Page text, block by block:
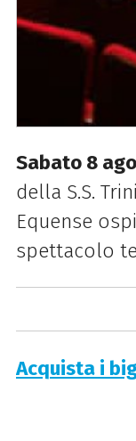
Sabato 8
della S.S.
Equense
spettacolo
Acquista i